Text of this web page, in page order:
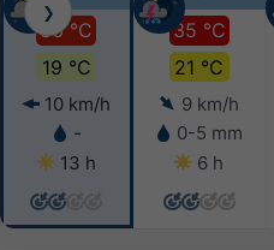
36 °C
19 °C
10 km/h
-
13 h
35 °C
21 °C
9 km/h
0-5 mm
6 h
❯